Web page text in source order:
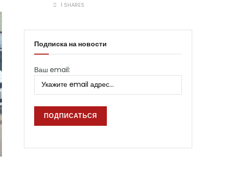
1 SHARES
Подписка на новости
Ваш email: